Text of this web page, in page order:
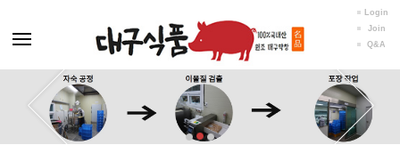
Login
Join
Q&A